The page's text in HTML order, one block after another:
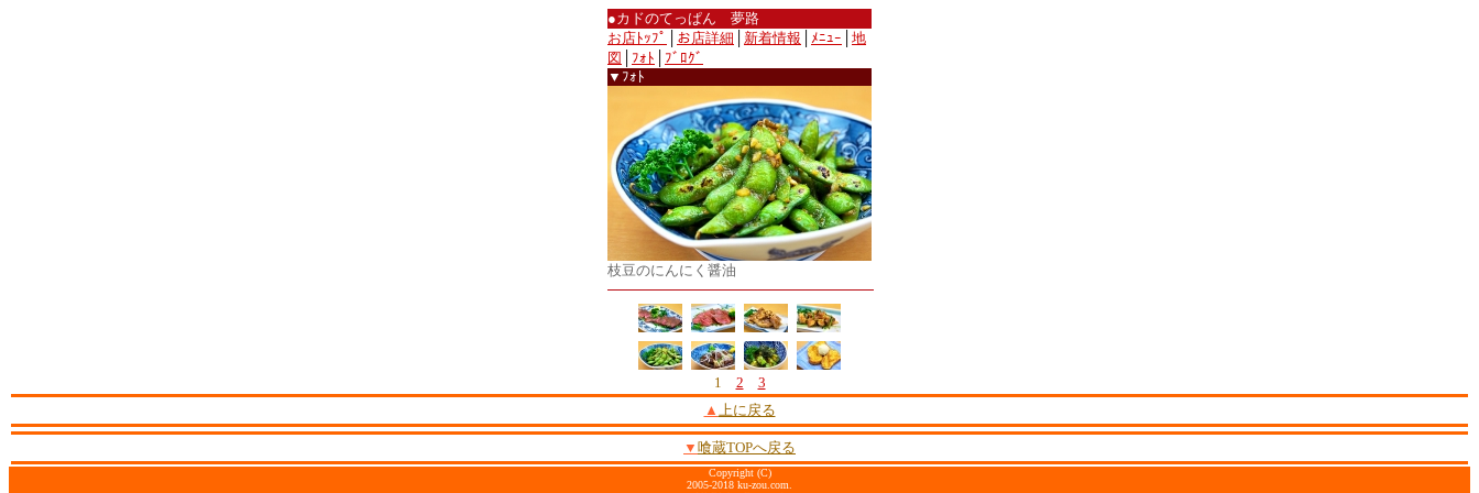
●カドのてっぱん 夢路
お店ﾄｯﾌﾟ
お店詳細 新着情報 ﾒﾆｭｰ
地
図
ﾌｫﾄ
ﾌﾞﾛｸﾞ
▼ﾌｫﾄ
枝豆のにんにく醤油
1 2
3
▲ 上に戻る
▼ 喰蔵TOPへ戻る
Copyright (C)
2005-2018 ku-zou.com.